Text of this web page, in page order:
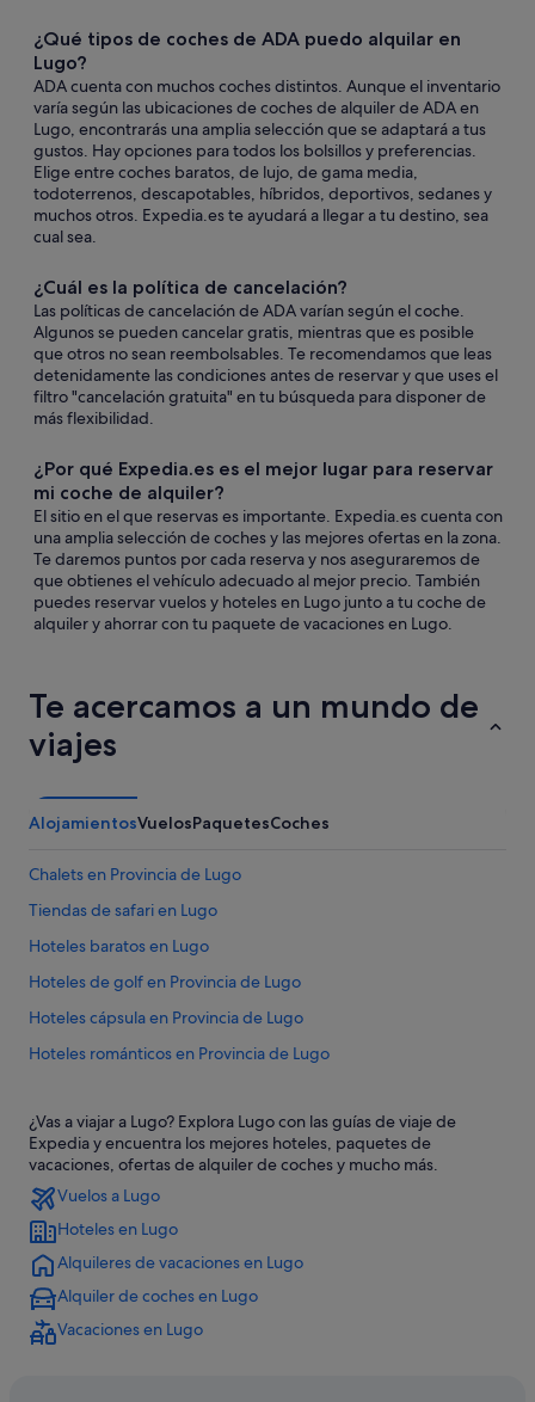
¿Qué tipos de coches de ADA puedo alquilar en
Lugo?
ADA cuenta con muchos coches distintos. Aunque el inventario
varía según las ubicaciones de coches de alquiler de ADA en
Lugo, encontrarás una amplia selección que se adaptará a tus
gustos. Hay opciones para todos los bolsillos y preferencias.
Elige entre coches baratos, de lujo, de gama media,
todoterrenos, descapotables, híbridos, deportivos, sedanes y
muchos otros. Expedia.es te ayudará a llegar a tu destino, sea
cual sea.
¿Cuál es la política de cancelación?
Las políticas de cancelación de ADA varían según el coche.
Algunos se pueden cancelar gratis, mientras que es posible
que otros no sean reembolsables. Te recomendamos que leas
detenidamente las condiciones antes de reservar y que uses el
filtro "cancelación gratuita" en tu búsqueda para disponer de
más flexibilidad.
¿Por qué Expedia.es es el mejor lugar para reservar
mi coche de alquiler?
El sitio en el que reservas es importante. Expedia.es cuenta con
una amplia selección de coches y las mejores ofertas en la zona.
Te daremos puntos por cada reserva y nos aseguraremos de
que obtienes el vehículo adecuado al mejor precio. También
puedes reservar vuelos y hoteles en Lugo junto a tu coche de
alquiler y ahorrar con tu paquete de vacaciones en Lugo.
Te acercamos a un mundo de
viajes
AlojamientosVuelosPaquetesCoches
Chalets en Provincia de Lugo
Tiendas de safari en Lugo
Hoteles baratos en Lugo
Hoteles de golf en Provincia de Lugo
Hoteles cápsula en Provincia de Lugo
Hoteles románticos en Provincia de Lugo
Villas en Provincia de Lugo
Provincia de Lugo hoteles
Moteles en Lugo
Hoteles que aceptan mascotas en Lugo
Casas de huéspedes en Provincia de Lugo
Hoteles para ir de compras en Lugo
Hoteles de 5 estrellas en Lugo
¿Vas a viajar a Lugo? Explora Lugo con las guías de viaje de
Expedia y encuentra los mejores hoteles, paquetes de
vacaciones, ofertas de alquiler de coches y mucho más.
Vuelos a Lugo
Hoteles en Lugo
Alquileres de vacaciones en Lugo
Alquiler de coches en Lugo
Vacaciones en Lugo